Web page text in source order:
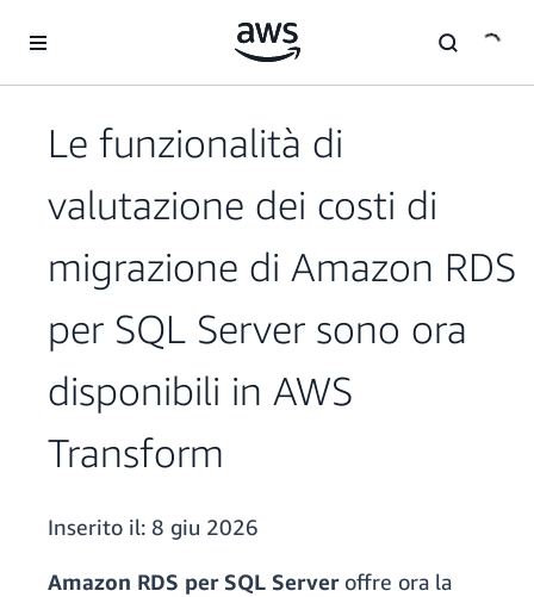
Le funzionalità di
valutazione dei costi di
migrazione di Amazon RDS
per SQL Server sono ora
disponibili in AWS
Transform
Inserito il: 8 giu 2026
Amazon RDS per SQL Serveroffre ora la